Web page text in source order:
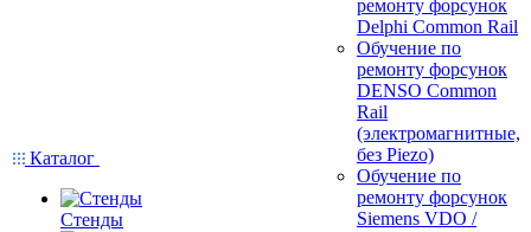
Каталог
Стенды
ремонту форсунок
Delphi Common Rail
Обучение по
ремонту форсунок
DENSO Common
Rail
(электромагнитные,
без Piezo)
Обучение по
ремонту форсунок
Siemens VDO /